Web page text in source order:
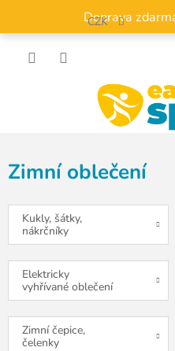
obsah
Doprava
CZK
Zimní oblečení
Kukly, šátky,
nákrčníky
Elektricky
vyhřívané oblečení
Zimní čepice,
čelenky